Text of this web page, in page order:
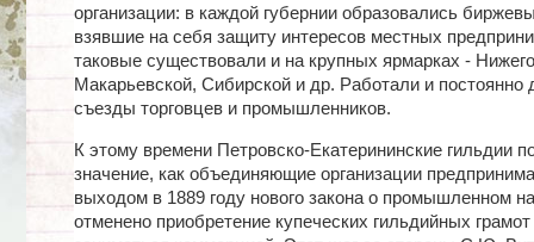
организации: в каждой губернии образовались
взявшие на себя защиту интересов местных
таковые существовали и на крупных ярмарках -
Макарьевской, Сибирской и др. Работали и постоянно
съезды торговцев и промышленников.
К этому времени Петровско-Екатерининские гильдии
значение, как объединяющие организации
выходом в 1889 году нового закона о промышленном
отменено приобретение купеческих гильдийных